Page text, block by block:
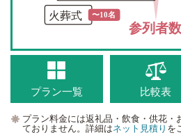
参列者数
火葬式 〜10名
プラン一覧 比較表
プラン料金には返礼品・飲食・供花・
ておりません。詳細はネット見積り を